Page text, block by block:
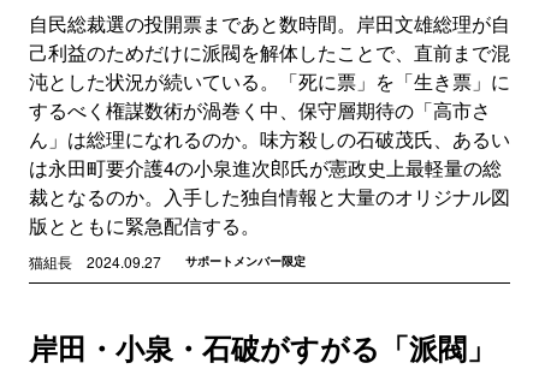
自民総裁選の投開票まであと数時間。岸田文雄総理が自
己利益のためだけに派閥を解体したことで、直前まで混
沌とした状況が続いている。「死に票」を「生き票」に
するべく権謀数術が渦巻く中、保守層期待の「高市さ
ん」は総理になれるのか。味方殺しの石破茂氏、あるい
は永田町要介護4の小泉進次郎氏が憲政史上最軽量の総
裁となるのか。入手した独自情報と大量のオリジナル図
版とともに緊急配信する。
猫組長 2024.09.27 サポートメンバー限定
岸田・小泉・石破がすがる「派閥」